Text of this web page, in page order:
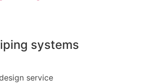
systems
service